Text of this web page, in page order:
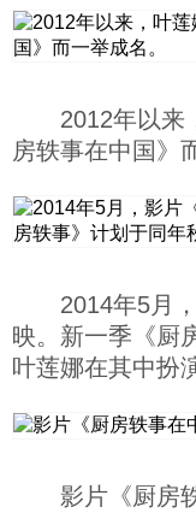
视听
2012年以来
房轶事在中国》
2014年5月
映。新一季《厨
叶莲娜在其中扮
影片《厨房